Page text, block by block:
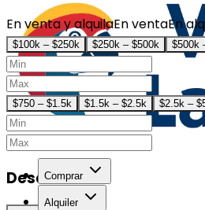
Comprar
Alquiler
En venta y alquilaEn ventaEn
$100k – $250k $250k – $500k $500k
$750 – $1.5k $1.5k – $2.5k $2.5k –
Desarrollo